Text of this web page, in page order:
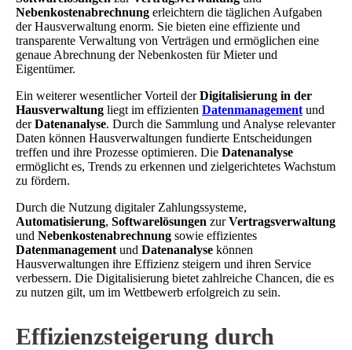
Nebenkostenabrechnung erleichtern die täglichen Aufgaben
der Hausverwaltung enorm. Sie bieten eine effiziente und
transparente Verwaltung von Verträgen und ermöglichen eine
genaue Abrechnung der Nebenkosten für Mieter und
Eigentümer.
Ein weiterer wesentlicher Vorteil derDigitalisierung in der
Hausverwaltung liegt im effizienten Datenmanagement und
derDatenanalyse. Durch die Sammlung und Analyse relevanter
Daten können Hausverwaltungen fundierte Entscheidungen
treffen und ihre Prozesse optimieren. Die Datenanalyse
ermöglicht es, Trends zu erkennen und zielgerichtetes Wachstum
zu fördern.
Durch die Nutzung digitaler Zahlungssysteme,
Automatisierung, Softwarelösungen zurVertragsverwaltung
und Nebenkostenabrechnung sowie effizientes
Datenmanagement und Datenanalyse können
Hausverwaltungen ihre Effizienz steigern und ihren Service
verbessern. Die Digitalisierung bietet zahlreiche Chancen, die es
zu nutzen gilt, um im Wettbewerb erfolgreich zu sein.
Effizienzsteigerung durch